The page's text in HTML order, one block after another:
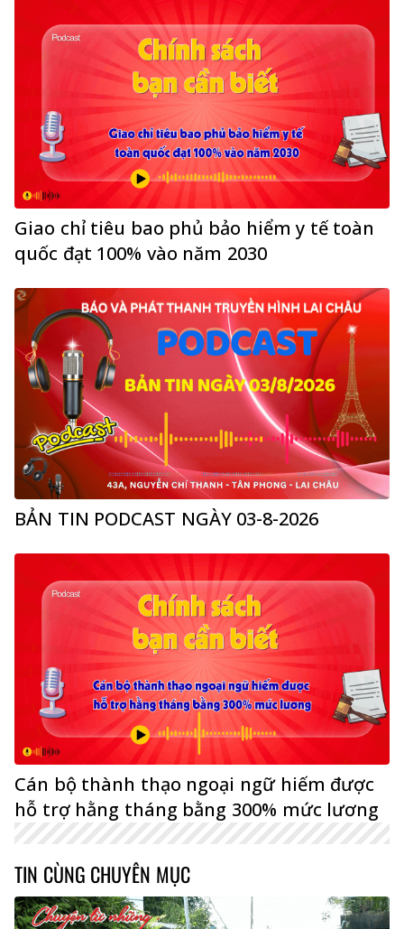
Giao chỉ tiêu bao phủ bảo hiểm y tế toàn
quốc đạt 100% vào năm 2030
BẢN TIN PODCAST NGÀY 03-8-2026
Cán bộ thành thạo ngoại ngữ hiếm được
hỗ trợ hằng tháng bằng 300% mức lương
TIN CÙNG CHUYÊN MỤC